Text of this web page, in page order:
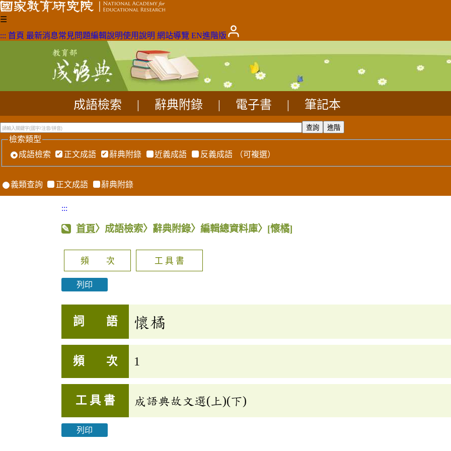
☰
::: 首頁 最新消息常見問題編輯說明使用說明 網站導覽 EN進階版
成語檢索 辭典附錄 電子書 筆記本
檢索類型
成語檢索
正文成語 辭典附錄 近義成語 反義成語 （可複選）
義類查詢 正文成語 辭典附錄
:::
首頁〉成語檢索〉辭典附錄〉編輯總資料庫〉 [懷橘]
頻 次 工 具 書
列印
詞 語 懷橘
頻 次 1
工 具 書 成語典故文選(上)(下)
列印